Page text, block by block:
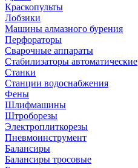
Краскопульты
Лобзики
Машины алмазного бурения
Перфораторы
Сварочные аппараты
Стабилизаторы автоматические
Станки
Станции водоснабжения
Фены
Шлифмашины
Штроборезы
Электроплиткорезы
Пневмоинструмент
Балансиры
Балансиры тросовые